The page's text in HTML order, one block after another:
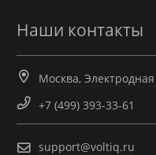
Наши контакты
Москва,
+7 (499) 393-33-61
support@voltiq.ru